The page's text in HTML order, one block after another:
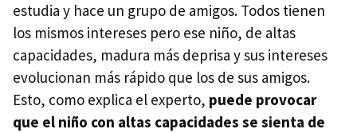
estudia y hace un grupo de amigos. Todos tienen
los mismos intereses pero ese niño, de altas
capacidades, madura más deprisa y sus intereses
evolucionan más rápido que los de sus amigos.
Esto, como explica el experto, puede provocar
que el niño con altas capacidades se sienta de